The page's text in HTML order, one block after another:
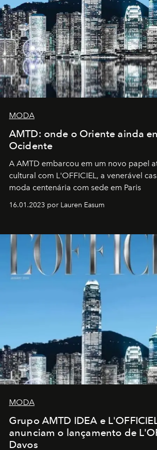
MODA
AMTD: onde o Oriente ainda
Ocidente
A AMTD embarcou em um novo papel
cultural com L'OFFICIEL, a venerável
moda centenária com sede em Paris
16.01.2023 por Lauren Easum
MODA
Grupo AMTD IDEA e
anunciam o lançamento de
Davos